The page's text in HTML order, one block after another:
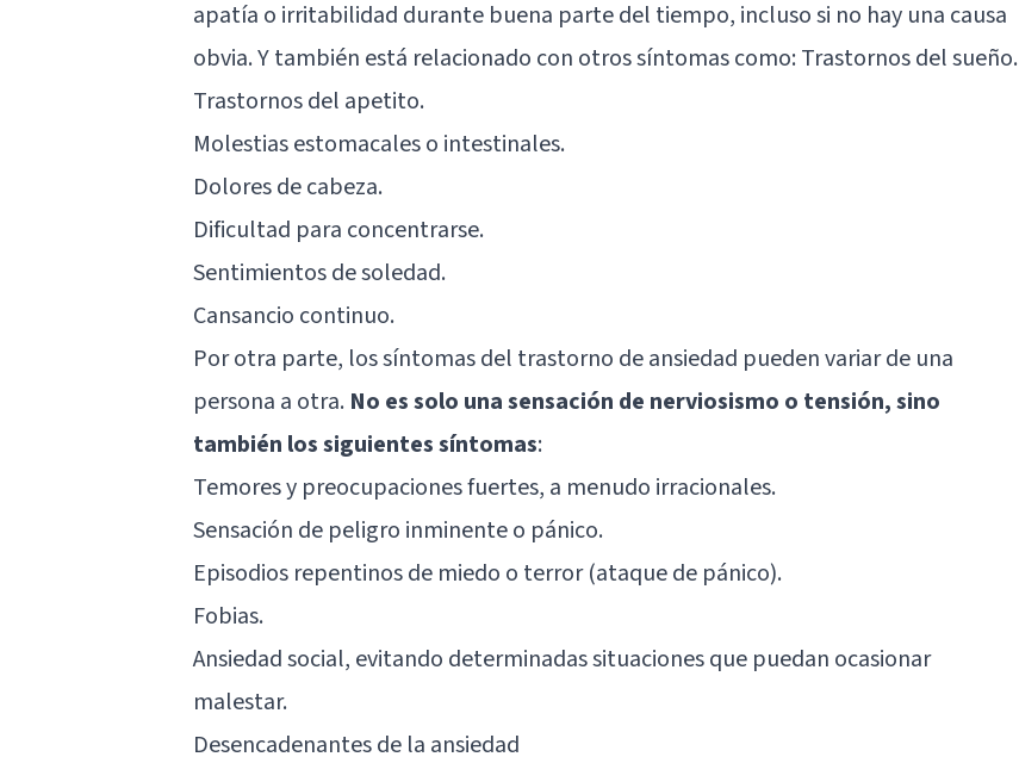
apatía o irritabilidad durante buena parte del tiempo, incluso si no hay una causa
obvia. Y también está relacionado con otros síntomas como: Trastornos del sueño.
Trastornos del apetito.
Molestias estomacales o intestinales.
Dolores de cabeza.
Dificultad para concentrarse.
Sentimientos de soledad.
Cansancio continuo.
Por otra parte, los síntomas del trastorno de ansiedad pueden variar de una
persona a otra. No es solo una sensación de nerviosismo o tensión, sino
también los siguientes síntomas:
Temores y preocupaciones fuertes, a menudo irracionales.
Sensación de peligro inminente o pánico.
Episodios repentinos de miedo o terror (ataque de pánico).
Fobias.
Ansiedad social, evitando determinadas situaciones que puedan ocasionar
malestar.
Desencadenantes de la ansiedad